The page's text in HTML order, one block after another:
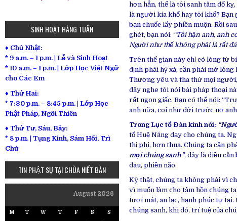
hơn hẳn, thế là tôi sanh tâm đố
là người kia khổ hay tôi khổ?
bạn chuốc lấy phiền muộn. Rồi
ghét, bạn nói: “Tôi hận anh, anh
Người như thế không phải là rất
Trên thế gian này chỉ có lòng từ
định phải hỷ xả, cần phải mở
Thương yêu và tha thứ mọi
đây nghe tôi nói bài pháp thoại
rất ngon giấc. Bạn có thể nói:
anh nữa, coi như đời trước nợ
Trong Lục tổ Đàn kinh nói:
tổ Huệ Năng dạy cho chúng ta.
thị phi, hơn thua. Chúng ta cần
mọi chúng sanh”, đây là điều
đau, phiền não.
Kỳ thật, chúng ta không phải vì
vì muốn làm cho tâm hồn chúng
tươi mát, an lạc, hạnh phúc tự
chúng sanh, khi đó, trí tuệ của
SINH HOẠT HÀNG TUẦN
♦ Chủ Nhật:
* 9 a.m. – 1 p.m. | Lễ và Sinh Hoạt
* 10 a.m. – 1 p.m. | Lớp Học Việt Ngữ
cho Các Em
♦ Thứ Hai:
* 7:30 p.m. – 8:45 p.m. | Lớp Học
Phật Pháp, Ngồi Thiền
♦ Thứ Tư, Sáu, Bảy:
* 8 p.m. | Tụng Kinh, Sám Hối, Trì
Chú
TIN PHẬT SỰ TẠI CHÙA NIẾT BÀN
August 2026
M T W T F S S